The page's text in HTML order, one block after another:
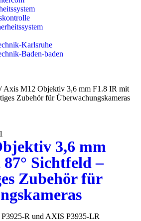
Karlsruhe
Baden-baden
/ Axis M12 Objektiv 3,6 mm F1.8 IR mit
Zubehör für Überwachungskameras
3,6 mm
Sichtfeld –
Zubehör für
R und AXIS P3935-LR